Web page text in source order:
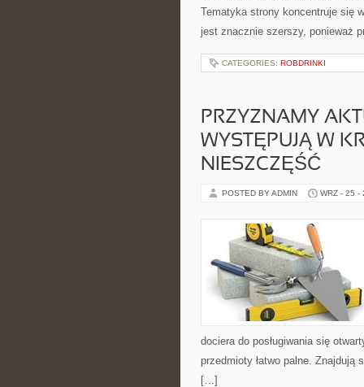
Tematyka strony koncentruje się
jest znacznie szerszy, ponieważ
CATEGORIES: ROBDRINKI
PRZYZNAMY
WYSTĘPUJĄ W
NIESZCZĘŚĆ
POSTED BY ADMIN WRZ - 25 -
dociera do posługiwania się
przedmioty łatwo palne.
[…]